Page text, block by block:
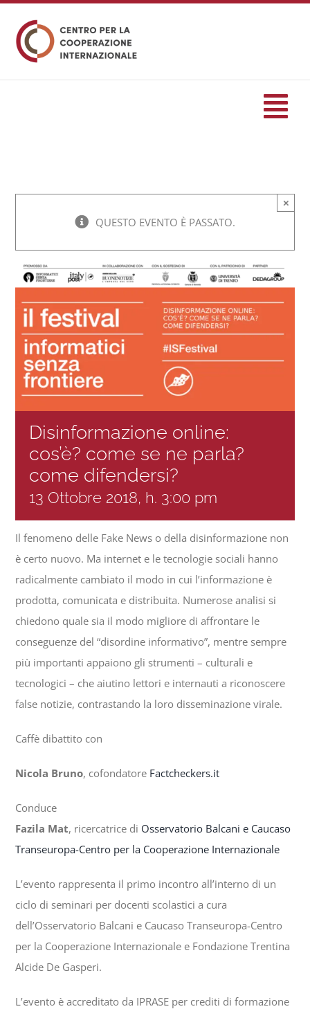
contenuto
Eventi
Progetti
In rete con
Notizie
Chi siamo
QUESTO EVENTO È PASSATO.
×
Disinformazione online:
cos’è? come se ne parla?
come difendersi?
13 Ottobre 2018, h. 3:00 pm
Il fenomeno delle Fake News o della disinformazione non
è certo nuovo. Ma internet e le tecnologie sociali hanno
radicalmente cambiato il modo in cui l’informazione è
prodotta, comunicata e distribuita. Numerose analisi si
chiedono quale sia il modo migliore di affrontare le
conseguenze del “disordine informativo”, mentre sempre
più importanti appaiono gli strumenti – culturali e
tecnologici – che aiutino lettori e internauti a riconoscere
false notizie, contrastando la loro disseminazione virale.
Caffè dibattito con
Nicola Bruno, cofondatore Factcheckers.it
Conduce
Fazila Mat, ricercatrice di Osservatorio Balcani e Caucaso
Transeuropa-Centro per la Cooperazione Internazionale
L’evento rappresenta il primo incontro all’interno di un
ciclo di seminari per docenti scolastici a cura
dell’Osservatorio Balcani e Caucaso Transeuropa-Centro
per la Cooperazione Internazionale e Fondazione Trentina
Alcide De Gasperi.
L’evento è accreditato da IPRASE per crediti di formazione